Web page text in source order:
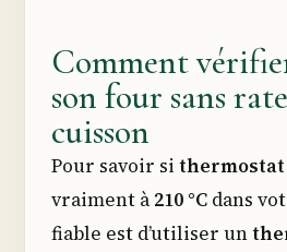
Comment
son four sans
cuisson
Pour savoir si thermostat
vraiment à210 °C dans
fiable est d’utiliser un